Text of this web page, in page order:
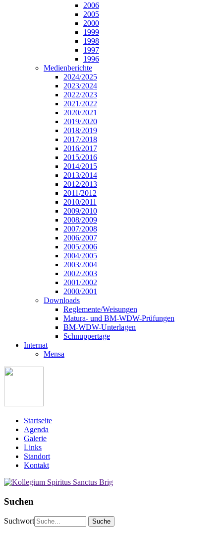
2006
2005
2000
1999
1998
1997
1996
Medienberichte
2024/2025
2023/2024
2022/2023
2021/2022
2020/2021
2019/2020
2018/2019
2017/2018
2016/2017
2015/2016
2014/2015
2013/2014
2012/2013
2011/2012
2010/2011
2009/2010
2008/2009
2007/2008
2006/2007
2005/2006
2004/2005
2003/2004
2002/2003
2001/2002
2000/2001
Downloads
Reglemente/Weisungen
Matura- und BM-WDW-Prüfungen
BM-WDW-Unterlagen
Schnuppertage
Internat
Mensa
Startseite
Agenda
Galerie
Links
Standort
Kontakt
Suchen
Suchwort